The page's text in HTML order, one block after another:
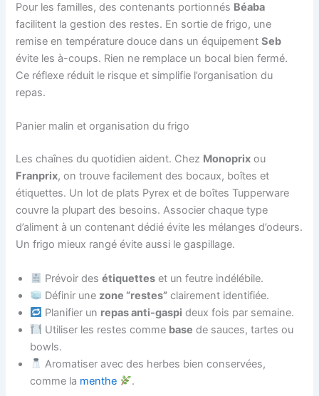
Pour les familles, des contenants portionnés Béaba
facilitent la gestion des restes. En sortie de frigo, une
remise en température douce dans un équipementSeb
évite les à-coups. Rien ne remplace un bocal bien fermé.
Ce réflexe réduit le risque et simplifie l’organisation du
repas.
Panier malin et organisation du frigo
Les chaînes du quotidien aident. Chez Monoprix ou
Franprix, on trouve facilement des bocaux, boîtes et
étiquettes. Un lot de plats Pyrex et de boîtes Tupperware
couvre la plupart des besoins. Associer chaque type
d’aliment à un contenant dédié évite les mélanges d’odeurs.
Un frigo mieux rangé évite aussi le gaspillage.
Prévoir desétiquettes et un feutre indélébile.
Définir une zone “restes” clairement identifiée.
Planifier un repas anti-gaspi deux fois par semaine.
Utiliser les restes comme base de sauces, tartes ou
bowls.
Aromatiser avec des herbes bien conservées,
comme la menthe .